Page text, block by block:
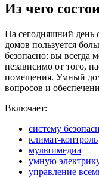
Из чего
На сегодняшний день
домов пользуется
безопасно: вы всегда
независимо от того,
помещения. Умный
вопросов и
Включает:
систему
климат-контроль
мультимедиа
умную
управление